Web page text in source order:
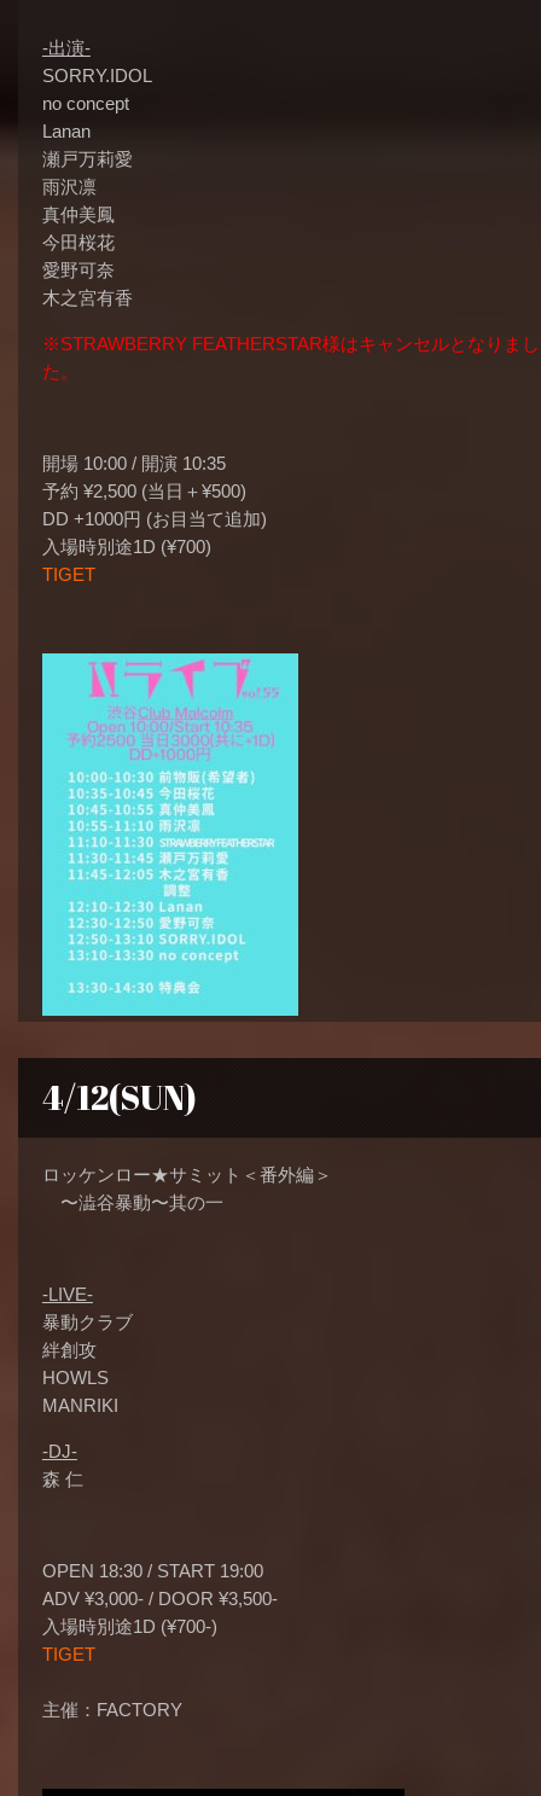
-出演-
SORRY.IDOL
no concept
Lanan
瀬戸万莉愛
雨沢凛
真仲美鳳
今田桜花
愛野可奈
木之宮有香
※STRAWBERRY FEATHERSTAR様はキャンセルとなりまし
た。
開場 10:00 / 開演 10:35
予約 ¥2,500 (当日＋¥500)
DD +1000円 (お目当て追加)
入場時別途1D (¥700)
TIGET
4/12(SUN)
ロッケンロー★サミット＜番外編＞
〜澁谷暴動〜其の一
-LIVE-
暴動クラブ
絆創攻
HOWLS
MANRIKI
-DJ-
森 仁
OPEN 18:30 / START 19:00
ADV ¥3,000- / DOOR ¥3,500-
入場時別途1D (¥700-)
TIGET
主催：FACTORY